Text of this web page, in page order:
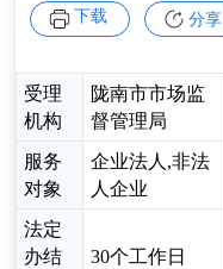
下载 分享
受理
机构
陇南市市场监
督管理局
服务
对象
企业法人,非法
人企业
法定
办结
30个工作日